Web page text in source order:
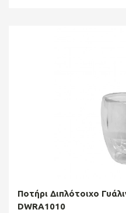
Ποτήρι Διπλότοιχο
DWRA1010